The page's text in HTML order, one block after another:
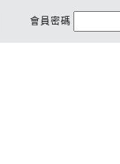
會員密碼